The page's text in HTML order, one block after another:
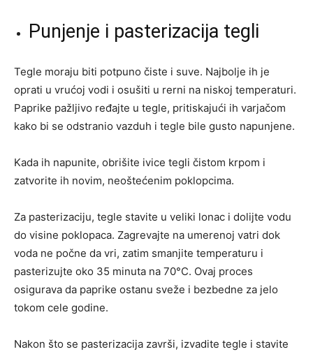
Punjenje i pasterizacija tegli
Tegle moraju biti potpuno čiste i suve. Najbolje ih je
oprati u vrućoj vodi i osušiti u rerni na niskoj temperaturi.
Paprike pažljivo ređajte u tegle, pritiskajući ih varjačom
kako bi se odstranio vazduh i tegle bile gusto napunjene.
Kada ih napunite, obrišite ivice tegli čistom krpom i
zatvorite ih novim, neoštećenim poklopcima.
Za pasterizaciju, tegle stavite u veliki lonac i dolijte vodu
do visine poklopaca. Zagrevajte na umerenoj vatri dok
voda ne počne da vri, zatim smanjite temperaturu i
pasterizujte oko 35 minuta na 70°C. Ovaj proces
osigurava da paprike ostanu sveže i bezbedne za jelo
tokom cele godine.
Nakon što se pasterizacija završi, izvadite tegle i stavite